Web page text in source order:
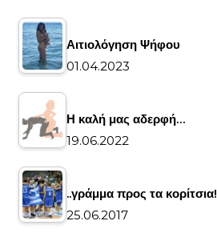
Αιτιολόγηση Ψήφου
01.04.2023
Η καλή μας αδερφή…
19.06.2022
..γράμμα προς τα κορίτσια!
25.06.2017